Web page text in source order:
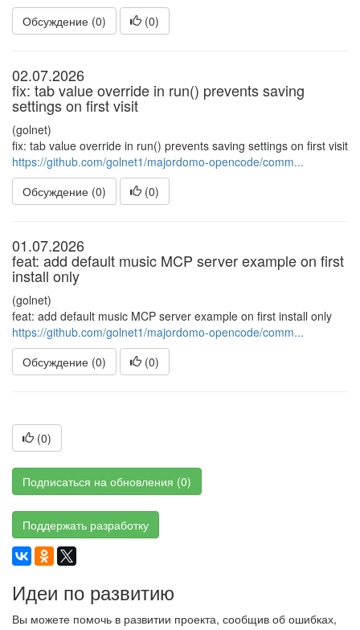
Обсуждение (0)
(0)
02.07.2026
fix: tab value override in run() prevents saving
settings on first visit
(golnet)
fix: tab value override in run() prevents saving settings on first visit
https://github.com/golnet1/majordomo-opencode/comm...
Обсуждение (0)
(0)
01.07.2026
feat: add default music MCP server example on first
install only
(golnet)
feat: add default music MCP server example on first install only
https://github.com/golnet1/majordomo-opencode/comm...
Обсуждение (0)
(0)
(0)
Подписаться на обновления (0)
Поддержать разработку
Идеи по развитию
Вы можете помочь в развитии проекта, сообщив об ошибках,